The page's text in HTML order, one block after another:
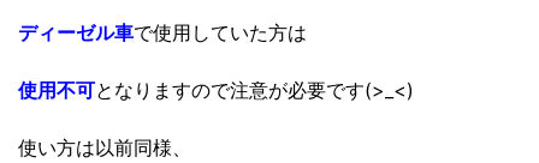
ディーゼル車で使用していた方は
使用不可となりますので注意が必要です(>_<)
使い方は以前同様、